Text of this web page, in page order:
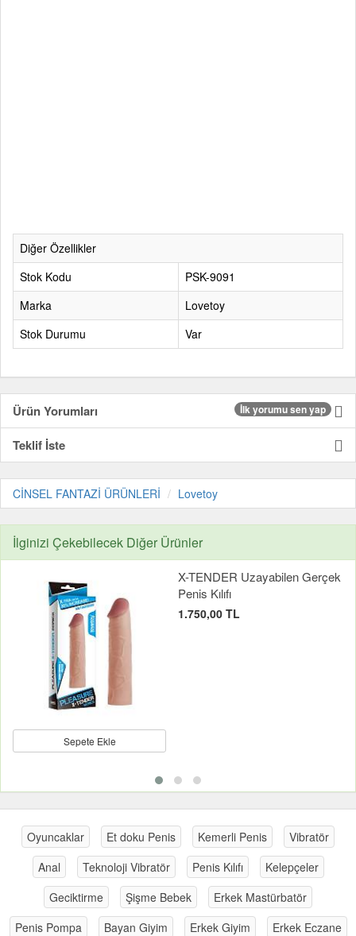
Diğer Özellikler
Stok Kodu
PSK-9091
Marka
Lovetoy
Stok Durumu
Var
Ürün Yorumları İlk yorumu sen yap
Teklif İste
CİNSEL FANTAZİ ÜRÜNLERİ Lovetoy
İlginizi Çekebilecek Diğer Ürünler
Sepete Ekle
X-TENDER Uzayabilen Gerçek
Penis Kılıfı
1.750,00 TL
Oyuncaklar Et doku Penis Kemerli Penis
Vibratör
Anal
Teknoloji Vibratör Penis Kılıfı
Kelepçeler
Geciktirme
Şişme Bebek
Erkek Mastürbatör
Penis Pompa
Bayan Giyim Erkek Giyim Erkek Eczane